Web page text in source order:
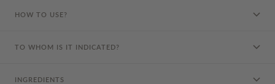
HOW TO USE?
TO WHOM IS IT INDICATED?
INGREDIENTS